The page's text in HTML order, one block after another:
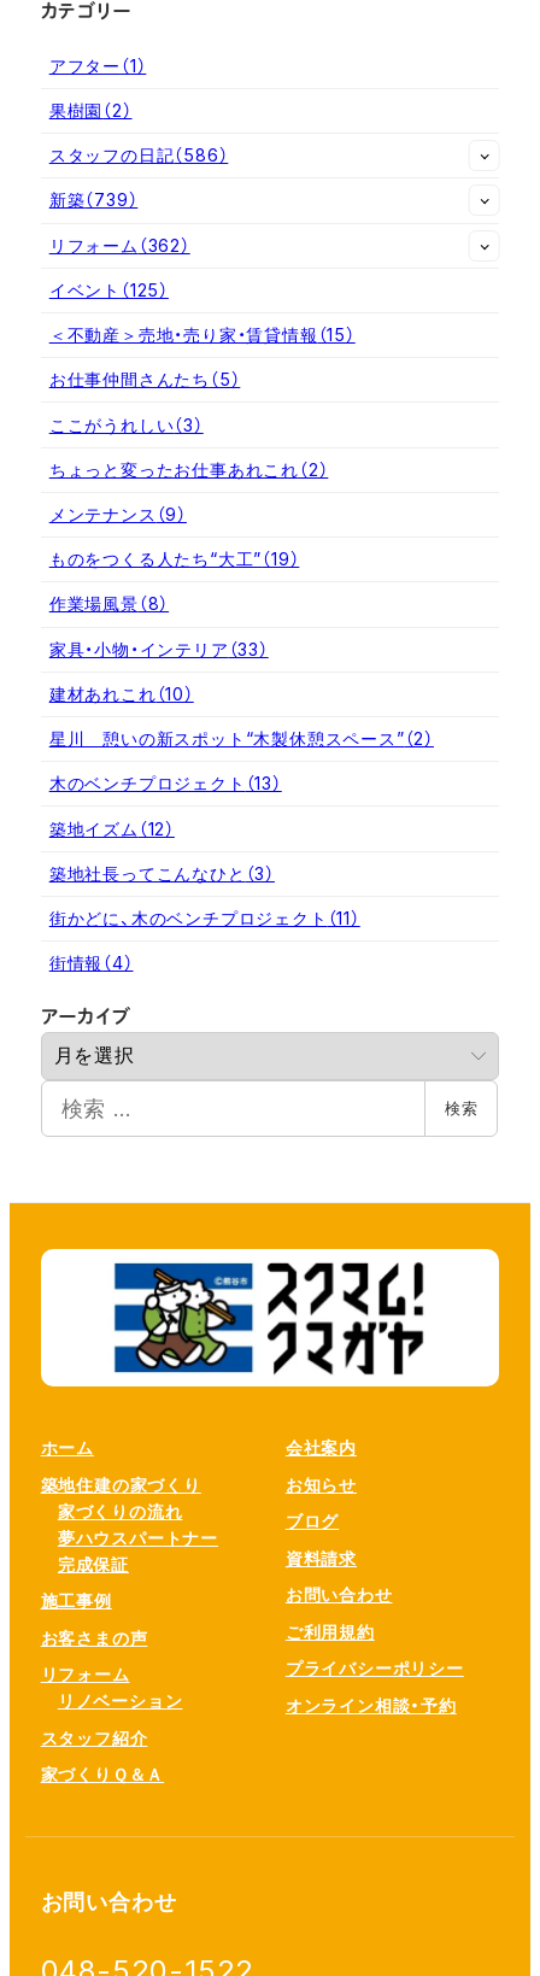
カテゴリー
アフター （1）
果樹園 （2）
スタッフの日記（586）
新築（739）
リフォーム （362）
イベント （125）
＜不動産＞売地・売り家・賃貸情報 （15）
お仕事仲間さんたち （5）
ここがうれしい（3）
ちょっと変ったお仕事あれこれ（2）
メンテナンス （9）
ものをつくる人たち“大工”（19）
作業場風景（8）
家具・小物・インテリア （33）
建材あれこれ（10）
星川 憩いの新スポット“木製休憩スペース”（2）
木のベンチプロジェクト （13）
築地イズム （12）
築地社長ってこんなひと （3）
街かどに、木のベンチプロジェクト （11）
街情報 （4）
アーカイブ
カ
検索
ホーム
築地住建の家づくり
家づくりの流れ
夢ハウスパートナー
完成保証
施工事例
お客さまの声
リフォーム
リノベーション
スタッフ紹介
家づくりＱ＆Ａ
会社案内
お知らせ
ブログ
資料請求
お問い合わせ
ご利用規約
プライバシーポリシー
オンライン相談・予約
お問い合わせ